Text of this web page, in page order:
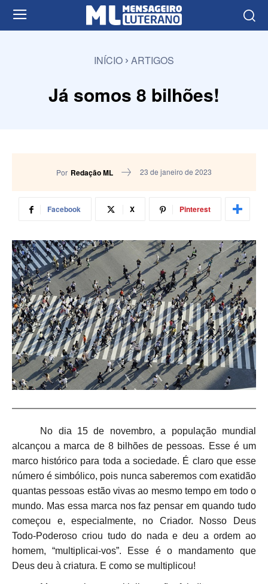
INÍCIO ARTIGOS
Já somos 8 bilhões!
Por Redação ML 23 de janeiro de 2023
Facebook X Pinterest
No dia 15 de novembro, a população mundial
alcançou a marca de 8 bilhões de pessoas. Esse é um
marco histórico para toda a sociedade. É claro que esse
número é simbólico, pois nunca saberemos com exatidão
quantas pessoas estão vivas ao mesmo tempo em todo o
mundo. Mas essa marca nos faz pensar em quando tudo
começou e, especialmente, no Criador. Nosso Deus
Todo-Poderoso criou tudo do nada e deu a ordem ao
homem, “multiplicai-vos”. Esse é o mandamento que
Deus deu à criatura. E como se multiplicou!